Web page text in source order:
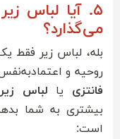
۵. آیا لباس
می‌گذارد؟
بله، لباس زیر فقط
روحیه و
فانتزی یا لباس
بیشتری به شما
است: